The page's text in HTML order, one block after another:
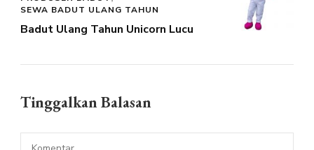
SEWA BADUT ULANG TAHUN
Badut Ulang Tahun Unicorn Lucu
Tinggalkan Balasan